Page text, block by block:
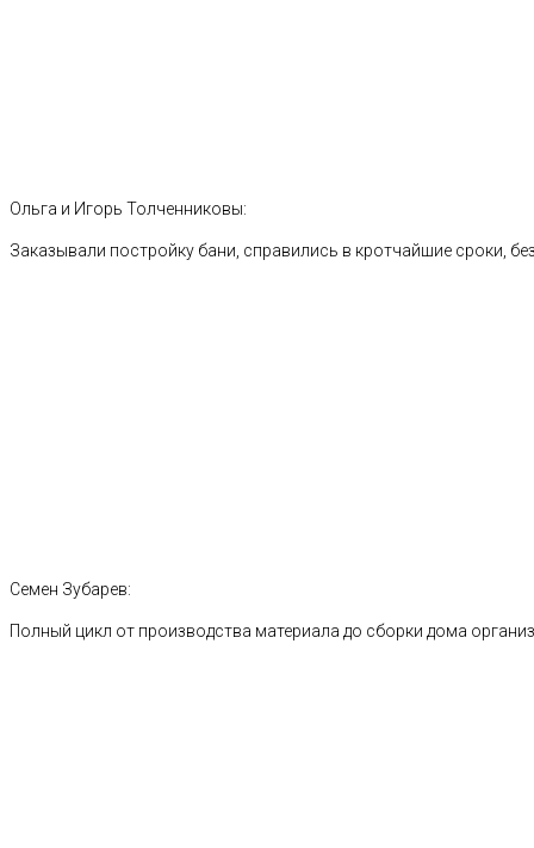
Ольга и Игорь Толченниковы:
Заказывали постройку бани, справились в кротчайшие сроки,
Семен Зубарев:
Полный цикл от производства материала до сборки дома